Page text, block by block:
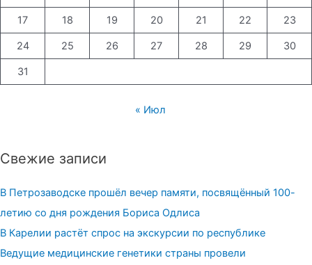
17 18 19 20 21 22 23
24 25 26 27 28 29 30
31
« Июл
Свежие записи
В Петрозаводске прошёл вечер памяти, посвящённый 100-
летию со дня рождения Бориса Одлиса
В Карелии растёт спрос на экскурсии по республике
Ведущие медицинские генетики страны провели